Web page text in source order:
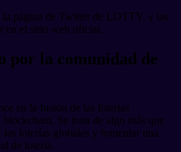
la página de Twitter de LOTTY, y las
en el sitio web oficial.
por la comunidad de
en la fusión de las loterías
Se trata de algo más que
las loterías globales y fomentar una
de lotería.